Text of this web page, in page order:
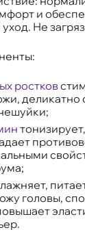
и
Не
ростков
головы,